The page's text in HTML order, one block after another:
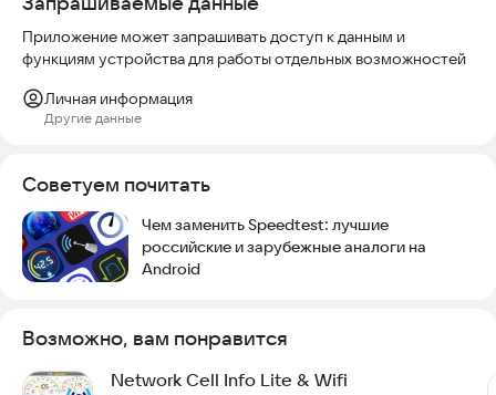
Приложение может запрашивать доступ к данным и
функциям устройства для работы отдельных возможностей
Личная информация
Другие данные
Советуем почитать
Чем заменить Speedtest: лучшие
российские и зарубежные аналоги на
Android
Возможно, вам понравится
Network Cell Info Lite & Wifi